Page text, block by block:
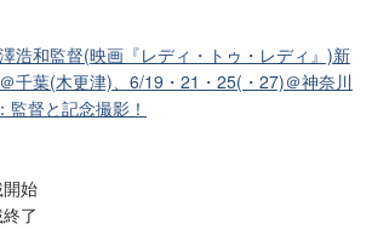
浩和監督(映画『レディ・トゥ・レディ』)新
千葉(木更津)、6/19・21・25(・27)＠神奈川
督と記念撮影！
始
了